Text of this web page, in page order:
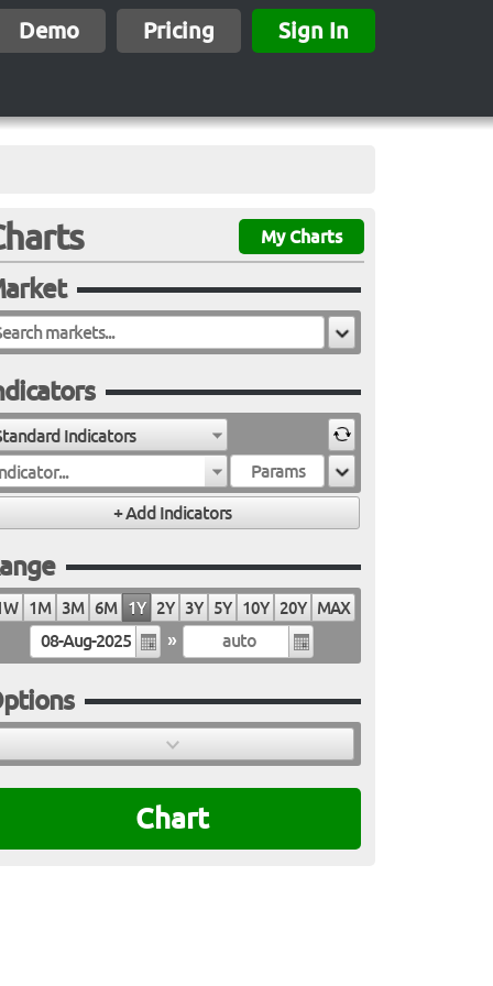
Demo Pricing Sign In
My Charts
Indicators
1M 3M 6M 1Y 2Y 3Y 5Y 10Y 20Y
MAX
»
Chart